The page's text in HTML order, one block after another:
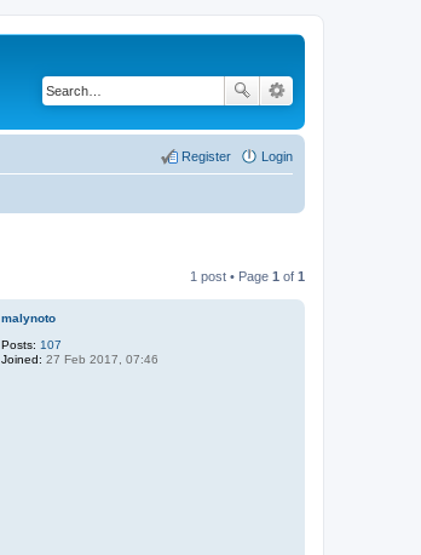
Login
Register
1 post • Page 1 of 1
malynoto
Posts: 107
Joined: 27 Feb 2017, 07:46